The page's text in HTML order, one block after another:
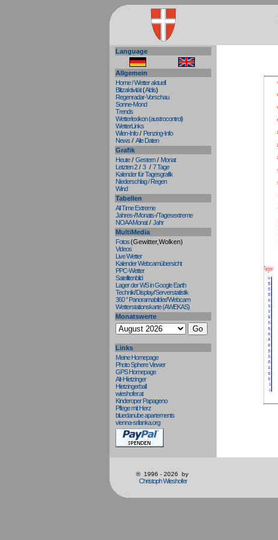
Language
Allgemein
Home / Wetter aktuell
Blitzaktivität(Aldis)
Regenradar-Vorschau
Sonne-Mond
Trends
Wetterlexikon (austrocontrol)
WetterLinks
Wien-Info/ Penzing-Info
News / Alle Daten
Grafik
Heute/ Gestern/ Monat
Letzten 2/ 3/ 7 Tage
Kalender für Tagesgrafik
Niederschlag / Regen
Wind
Tabellen
All Time Extreme
Jahres-/Monats-/Tagesextreme
NOAA Monat/ Jahr
MultiMedia
Fotos(Gewitter,Wolken)
Videos
Live Wetter
Kalender Webcamübersicht
PPC-Wetter
Satellitenbild
Lager der WS in Google Earth
Technik/Display/Serverstatistik
360 ° Panoramabilder/Webcam
Wetterstationskarte (AWEKAS)
Monatswerte
Links
Meine Homepage
Photo Sphere Viewer
GPS Homepage
Alt-Hietzinger
Hietzingerball
wieshofer.at
Kinderoper Papageno
Pflege mit Herz
bluedanube apartements
vienna-srilanka.org
® 1996 - 2026 by
Christoph Wieshofer